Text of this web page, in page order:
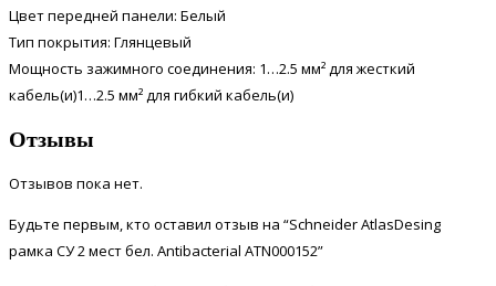
Цвет передней панели: Белый
Тип покрытия: Глянцевый
Мощность зажимного соединения: 1…2.5 мм² для жесткий
кабель(и)1…2.5 мм² для гибкий кабель(и)
Отзывы
Отзывов пока нет.
Будьте первым, кто оставил отзыв на “Schneider AtlasDesing
рамка СУ 2 мест бел. Antibacterial ATN000152”